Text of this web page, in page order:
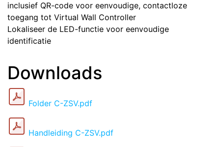
inclusief QR-code voor eenvoudige, contactloze
toegang tot Virtual Wall Controller
Lokaliseer de LED-functie voor eenvoudige
identificatie
Downloads
Folder C-ZSV.pdf
Handleiding C-ZSV.pdf